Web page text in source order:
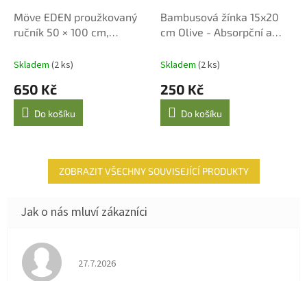
Möve EDEN proužkovaný
ručník 50 × 100 cm,
Skladem (2 ks)
650 Kč
Do košíku
Bambusová žínka 15x20
cm Olive - Absorpční a
Skladem (2 ks)
250 Kč
Do košíku
ZOBRAZIT VŠECHNY SOUVISEJÍCÍ PRODUKTY
Hodnocení obchodu je 4 z 5 hvězdiček.
27.7.2026